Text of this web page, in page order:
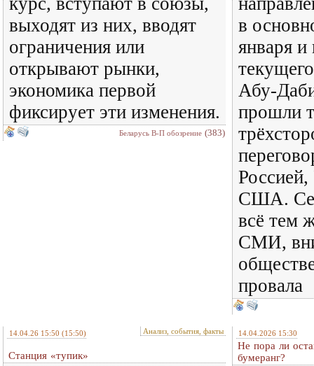
выходят из них, вводят
ограничения или
открывают рынки,
экономика первой
фиксирует эти изменения.
Беларусь В-П обозрение (383)
в
января и
Абу-
прошли
США.
всё тем
СМИ,
провала
14.04.26 15:50 (15:50) Анализ, события, факты
Станция «тупик»
14.04.2026 15:30
Не пора ли
бумеранг?